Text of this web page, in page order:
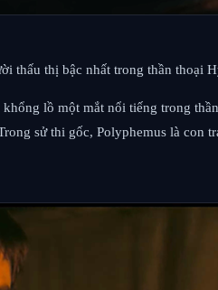
thấu thị bậc nhất trong thần thoại
lồ một mắt nổi tiếng trong
sử thi gốc, Polyphemus là